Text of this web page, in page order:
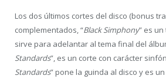
Los dos últimos cortes del disco (bonus
complementados, “Black Simphony” es
sirve para adelantar al tema final del
Standards”, es un corte con carácter
Standards” pone la guinda al disco y es